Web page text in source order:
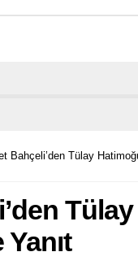
Bahçeli’den Tülay
Tülay